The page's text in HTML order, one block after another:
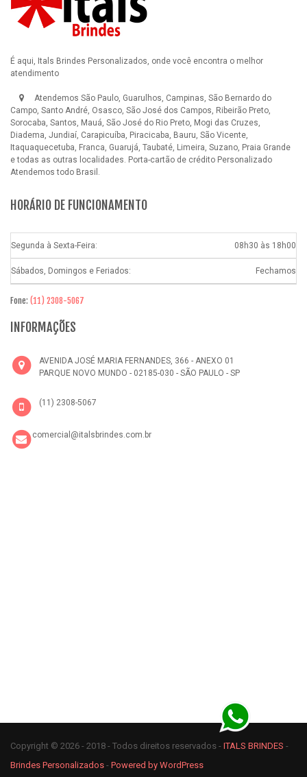
É aqui, Itals Brindes Personalizados, onde você encontra o melhor
atendimento
Atendemos São Paulo, Guarulhos, Campinas, São Bernardo do
Campo, Santo André, Osasco, São José dos Campos, Ribeirão Preto,
Sorocaba, Santos, Mauá, São José do Rio Preto, Mogi das Cruzes,
Diadema, Jundiaí, Carapicuíba, Piracicaba, Bauru, São Vicente,
Itaquaquecetuba, Franca, Guarujá, Taubaté, Limeira, Suzano, Praia Grande
e todas as outras localidades. Porta-cartão de crédito Personalizado
Atendemos todo Brasil.
HORÁRIO DE FUNCIONAMENTO
Segunda à Sexta-Feira: 08h30 às 18h00
Sábados, Domingos e Feriados: Fechamos
Fone: (11) 2308-5067
INFORMAÇÕES
AVENIDA JOSÉ MARIA FERNANDES, 366 - ANEXO 01
PARQUE NOVO MUNDO - 02185-030 - SÃO PAULO - SP
(11) 2308-5067
comercial@italsbrindes.com.br
Copyright © 2026 - 2018 - Todos direitos reservados - ITALS BRINDES -
Brindes Personalizados - Powered by WordPress